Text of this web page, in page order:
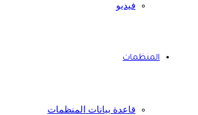
فيديو
المنظمات
قاعدة بيانات المنظمات